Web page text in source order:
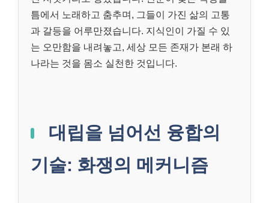
틈에서 노래하고 춤추며, 그들이 가진 삶의 고통
과 갈등을 어루만졌습니다. 지식인이 가질 수 있
는 오만함을 내려놓고, 세상 모든 존재가 본래 하
나라는 것을 몸소 실천한 것입니다.
대립을 넘어선 융합의
기술: 화쟁의 메커니즘